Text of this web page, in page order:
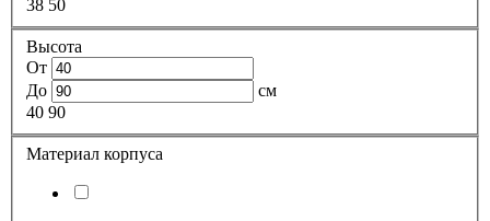
38 50
Высота
От
До
см
40 90
Материал корпуса